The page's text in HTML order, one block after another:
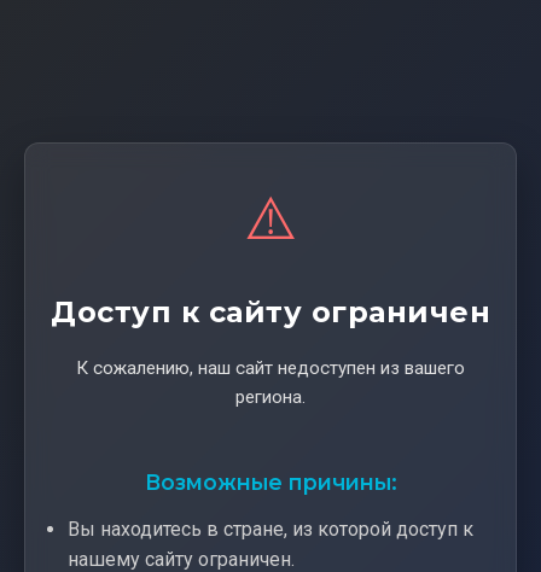
⚠️
Доступ к сайту ограничен
К сожалению, наш сайт недоступен из вашего
региона.
Возможные причины:
Вы находитесь в стране, из которой доступ к
нашему сайту ограничен.